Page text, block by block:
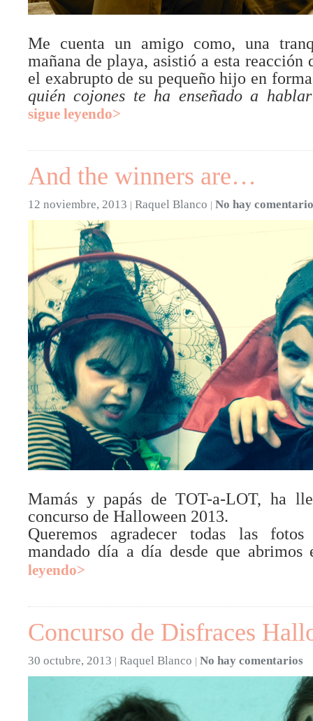
Me cuenta un amigo como, una
mañana de playa, asistió a esta reacción
el exabrupto de su pequeño hijo en
quién cojones te ha enseñado a
sigue leyendo>
And the winners are…
12 noviembre, 2013 | Raquel Blanco | No hay
Mamás y papás de TOT-a-LOT, ha
concurso de Halloween 2013.
Queremos agradecer todas las
mandado día a día desde que
leyendo>
Concurso de Disfraces
30 octubre, 2013 | Raquel Blanco | No hay comentarios